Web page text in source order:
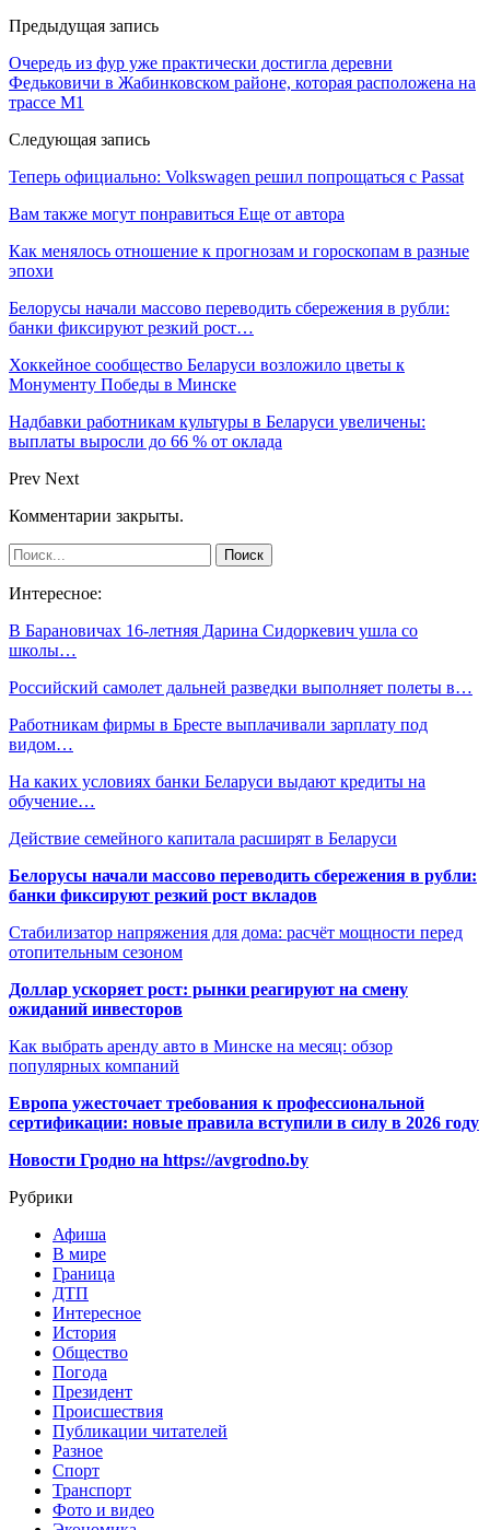
Предыдущая запись
Очередь из фур уже практически достигла деревни
Федьковичи в Жабинковском районе, которая расположена на
трассе М1
Следующая запись
Теперь официально: Volkswagen решил попрощаться с Passat
Вам также могут понравиться Еще от автора
Как менялось отношение к прогнозам и гороскопам в разные
эпохи
Белорусы начали массово переводить сбережения в рубли:
банки фиксируют резкий рост…
Хоккейное сообщество Беларуси возложило цветы к
Монументу Победы в Минске
Надбавки работникам культуры в Беларуси увеличены:
выплаты выросли до 66 % от оклада
Prev Next
Комментарии закрыты.
Интересное:
В Барановичах 16-летняя Дарина Сидоркевич ушла со
школы…
Российский самолет дальней разведки выполняет полеты в…
Работникам фирмы в Бресте выплачивали зарплату под
видом…
На каких условиях банки Беларуси выдают кредиты на
обучение…
Действие семейного капитала расширят в Беларуси
Белорусы начали массово переводить сбережения в рубли:
банки фиксируют резкий рост вкладов
Стабилизатор напряжения для дома: расчёт мощности перед
отопительным сезоном
Доллар ускоряет рост: рынки реагируют на смену
ожиданий инвесторов
Как выбрать аренду авто в Минске на месяц: обзор
популярных компаний
Европа ужесточает требования к профессиональной
сертификации: новые правила вступили в силу в 2026 году
Новости Гродно на https://avgrodno.by
Рубрики
Афиша
В мире
Граница
ДТП
Интересное
История
Общество
Погода
Президент
Происшествия
Публикации читателей
Разное
Спорт
Транспорт
Фото и видео